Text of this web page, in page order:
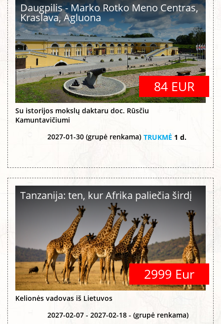
Daugpilis - Marko Rotko Meno Centras,
Kraslava, Agluona
84 EUR
Su istorijos mokslų daktaru doc. Rūsčiu
Kamuntavičiumi
2027-01-30 (grupė renkama) TRUKMĖ 1 d.
Tanzanija: ten, kur Afrika paliečia širdį
2999 Eur
Kelionės vadovas iš Lietuvos
2027-02-07 - 2027-02-18 - (grupė renkama)